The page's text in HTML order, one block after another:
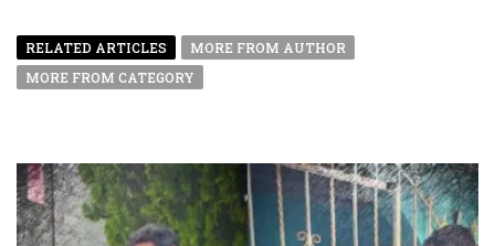
RELATED ARTICLES
MORE FROM AUTHOR
MORE FROM CATEGORY